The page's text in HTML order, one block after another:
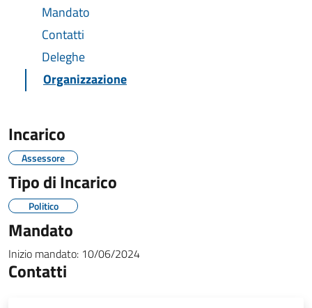
Mandato
Contatti
Deleghe
Organizzazione
Incarico
Assessore
Tipo di Incarico
Politico
Mandato
Inizio mandato: 10/06/2024
Contatti